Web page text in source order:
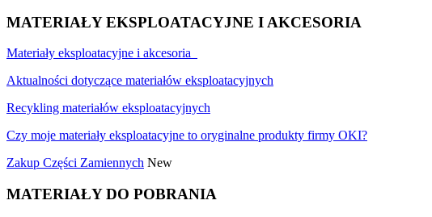
MATERIAŁY EKSPLOATACYJNE I AKCESORIA
Materiały eksploatacyjne i akcesoria
Aktualności dotyczące materiałów eksploatacyjnych
Recykling materiałów eksploatacyjnych
Czy moje materiały eksploatacyjne to oryginalne produkty firmy OKI?
Zakup Części Zamiennych New
MATERIAŁY DO POBRANIA